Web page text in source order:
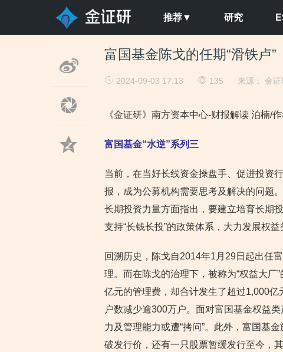
推荐▼ 研究
富国基金陈戈的任期“滑铁卢”
2024-09-03 17:13 135 来源： 金证
《金证研》南方资本中心-财报解读 泊楠/
富国基金“水逆”系列三
当前，在当好长线资金操盘手、促进投资
报，成为公募机构需要思考及解决的问题
长期投资力量方面指出，要建立培育长期
支持“长钱长投”的政策体系，大力发展权
回溯历史，陈戈自2014年1月29日起出任
理。而在陈戈的治理下，被称为“权益大
亿元的管理费，却合计发生了超过1,000
户数减少逾300万户。面对富国基金权益
力及管理能力或遭“拷问”。此外，富国基
破发行价，还有一只股票暂缓发行至今，